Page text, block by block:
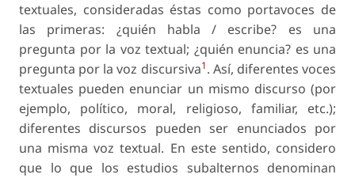
textuales, consideradas éstas como portavoces de
las primeras: ¿quién habla / escribe? es una
pregunta por la voz textual; ¿quién enuncia? es una
pregunta por la voz discursiva1. Así, diferentes voces
textuales pueden enunciar un mismo discurso (por
ejemplo, político, moral, religioso, familiar, etc.);
diferentes discursos pueden ser enunciados por
una misma voz textual. En este sentido, considero
que lo que los estudios subalternos denominan